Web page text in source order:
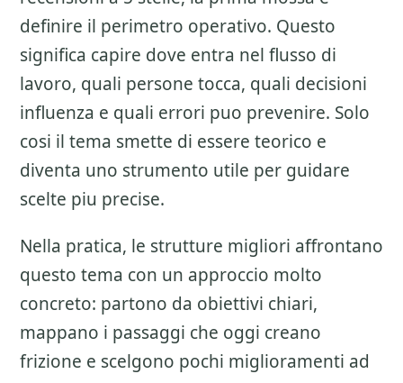
definire il perimetro operativo. Questo
significa capire dove entra nel flusso di
lavoro, quali persone tocca, quali decisioni
influenza e quali errori puo prevenire. Solo
cosi il tema smette di essere teorico e
diventa uno strumento utile per guidare
scelte piu precise.
Nella pratica, le strutture migliori affrontano
questo tema con un approccio molto
concreto: partono da obiettivi chiari,
mappano i passaggi che oggi creano
frizione e scelgono pochi miglioramenti ad